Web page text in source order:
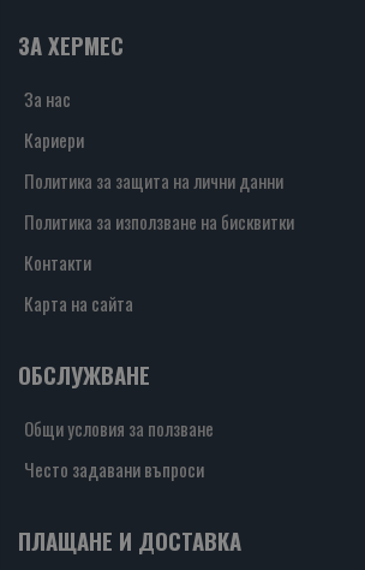
ЗА ХЕРМЕС
За нас
Кариери
Политика за защита на лични данни
Политика за използване на бисквитки
Контакти
Карта на сайта
ОБСЛУЖВАНЕ
Общи условия за ползване
Често задавани въпроси
ПЛАЩАНЕ И ДОСТАВКА